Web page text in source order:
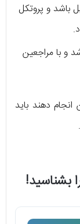
باشد و پروتکل
و با مراجعین
دهند باید